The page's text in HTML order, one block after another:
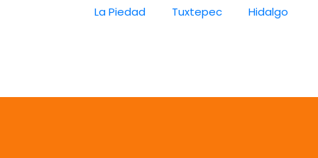
La Piedad
Tuxtepec
Hidalgo